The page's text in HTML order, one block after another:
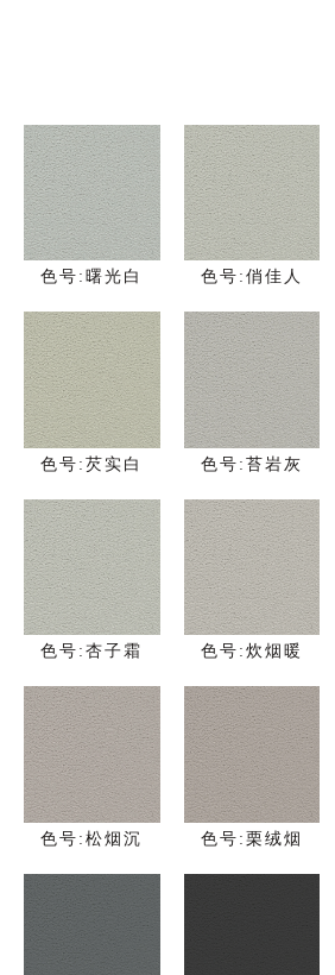
色号:曙光白 色号:俏佳人
色号:芡实白 色号:苔岩灰
色号:杏子霜 色号:炊烟暖
色号:松烟沉 色号:栗绒烟